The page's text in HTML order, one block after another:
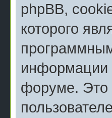
phpBB,
которого
информации
форуме. Это